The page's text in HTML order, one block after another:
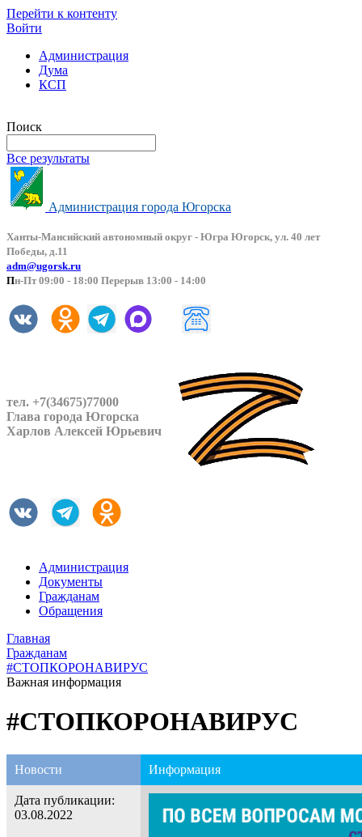
Перейти к контенту
Войти
Администрация
Дума
КСП
Поиск
Все результаты
Администрация города Югорска
Ханты-Мансийский автономный округ - Югра Югорск, ул. 40 лет
Победы, д.11
adm@ugorsk.ru
Пн-Пт 09:00 - 18:00 Перерыв 13:00 - 14:00
тел. +7(34675)77000
Глава города Югорска
Харлов Алексей Юрьевич
Администрация
Документы
Гражданам
Обращения
Главная
Гражданам
#СТОПКОРОНАВИРУС
Важная информация
#СТОПКОРОНАВИРУС
Новости Информация
Дата публикации:
03.08.2022